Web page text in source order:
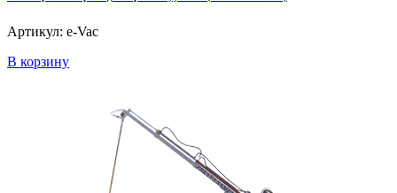
Артикул: e-Vac
В корзину